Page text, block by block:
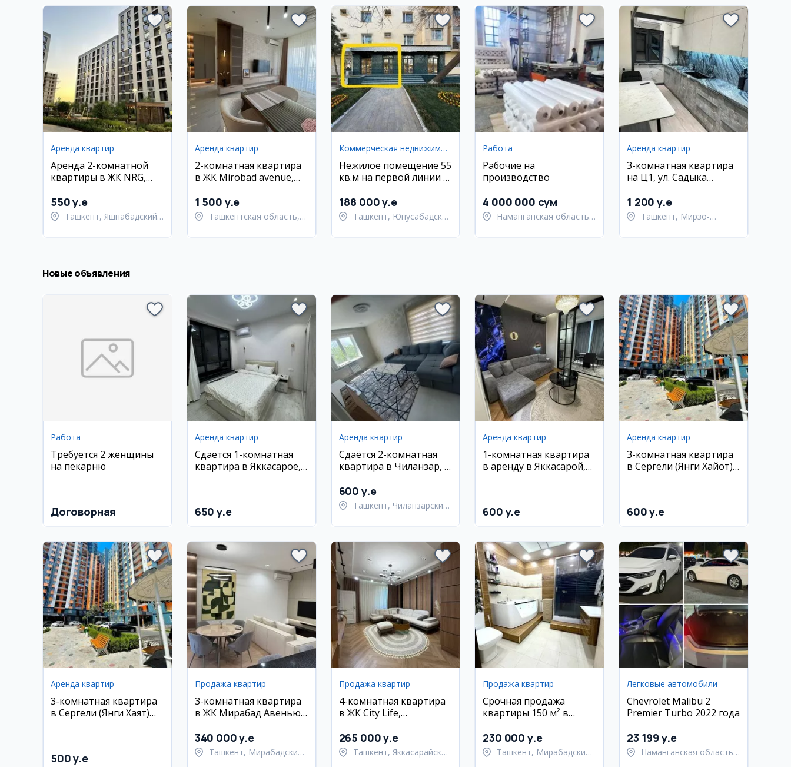
Аренда квартир
Аренда 2-комнатной
квартиры в ЖК NRG,
550 y.e
Ташкент, Яшнабадский
Аренда квартир
2-комнатная квартира
в ЖК Mirobad avenue,
1 500 y.e
Ташкентская область,
Коммерческая недвижимость
Нежилое помещение 55
кв.м на первой линии в
188 000 y.e
Ташкент, Юнусабадский
Работа
Рабочие на
производство
4 000 000 сум
Наманганская область,
Аренда квартир
3-комнатная квартира
на Ц1, ул. Садыка
1 200 y.e
Ташкент, Мирзо-
Новые объявления
Работа
Требуется 2 женщины
на пекарню
Договорная
Аренда квартир
Сдается 1-комнатная
квартира в Яккасарое,
650 y.e
Аренда квартир
Сдаётся 2-комнатная
квартира в Чиланзар, 4
600 y.e
Ташкент, Чиланзарский
Аренда квартир
1-комнатная квартира
в аренду в Яккасарой,
600 y.e
Аренда квартир
3-комнатная квартира
в Сергели (Янги Хайот),
600 y.e
Аренда квартир
3-комнатная квартира
в Сергели (Янги Хаят)
500 y.e
Продажа квартир
3-комнатная квартира
в ЖК Мирабад Авенью,
340 000 y.e
Ташкент, Мирабадский
Продажа квартир
4-комнатная квартира
в ЖК City Life,
265 000 y.e
Ташкент, Яккасарайский
Продажа квартир
Срочная продажа
квартиры 150 м² в
ул. Нукусская
230 000 y.e
Ташкент, Мирабадский
Легковые автомобили
Chevrolet Malibu 2
Premier Turbo 2022 года
23 199 y.e
Наманганская область,